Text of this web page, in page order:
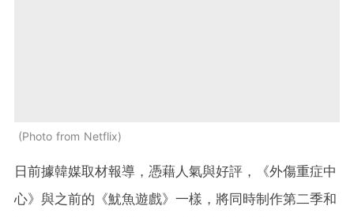
Photo from Netflix
日前據韓媒取材報導，憑藉人氣與好評，《外傷重症中
心》與之前的《魷魚遊戲》一樣，將同時制作第二季和